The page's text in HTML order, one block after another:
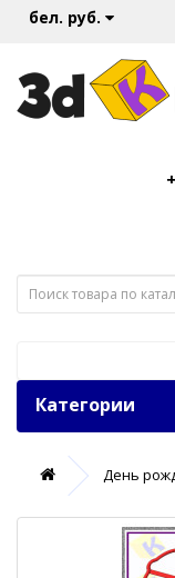
бел. руб.
Категории
День